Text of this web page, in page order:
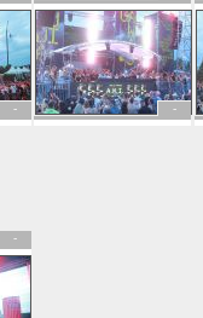
- -
-